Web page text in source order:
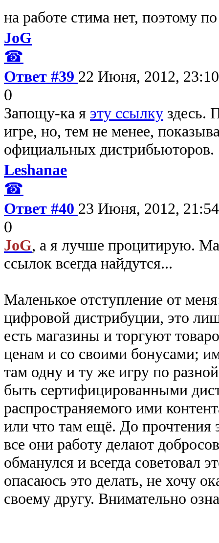
на работе стима нет, поэтому
JoG
☎
Ответ #39 22 Июня, 2012, 23:10
0
Запощу-ка я эту ссылку здесь.
игре, но, тем не менее,
официальных дистрибьюторов.
Leshanae
☎
Ответ #40 23 Июня, 2012, 21:54
0
JoG, а я лучше процитирую.
ссылок всегда найдутся...
Маленькое отступление от
цифровой дистрибуции, это
есть магазины и торгуют
ценам и со своими бонусами;
там одну и ту же игру по
быть сертифицированными
распространяемого ими
или что там ещё. До прочтения
все они работу делают
обманулся и всегда советовал
опасаюсь это делать, не хочу
своему другу. Внимательно